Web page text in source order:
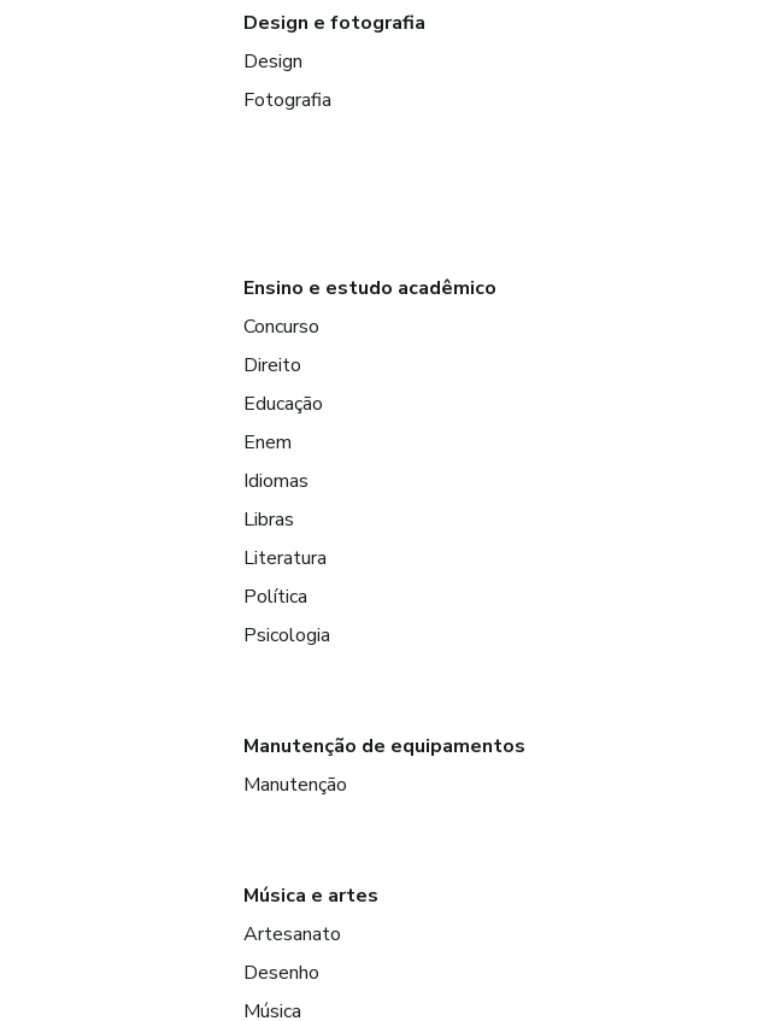
Design e fotografia
Design
Fotografia
Ensino e estudo acadêmico
Concurso
Direito
Educação
Enem
Idiomas
Libras
Literatura
Política
Psicologia
Manutenção de equipamentos
Manutenção
Música e artes
Artesanato
Desenho
Música